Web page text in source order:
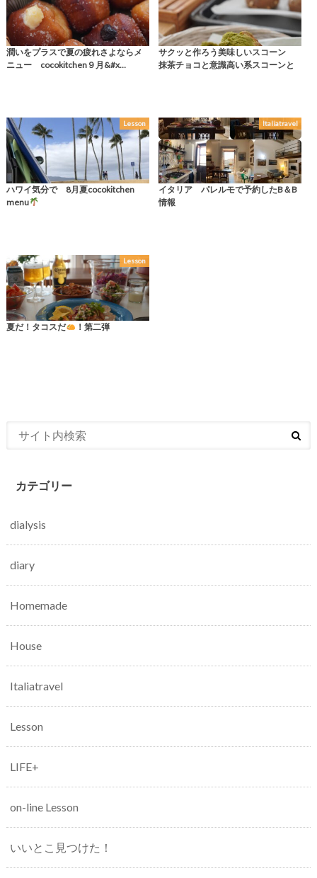
潤いをプラスで夏の疲れさよならメ
ニュー cocokitchen９月&#x…
サクッと作ろう美味しいスコーン
抹茶チョコと意識高い系スコーンと
Lesson
ハワイ気分で 8月夏cocokitchen
menu
Italiatravel
イタリア パレルモで予約したB＆B
情報
Lesson
夏だ！タコスだ ！第二弾
カテゴリー
dialysis
diary
Homemade
House
Italiatravel
Lesson
LIFE+
on-line Lesson
いいとこ見つけた！